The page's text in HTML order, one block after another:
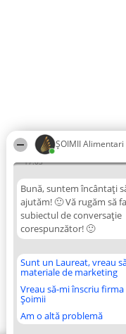
ŞOIMII Alimentari
17:03
Bună, suntem încântați
ajutăm! 🙂 Vă rugăm să
subiectul de conversație
corespunzător! 🙂
Sunt un Laureat, vreau
materiale de marketing
Vreau să-mi înscriu
Șoimii
Am o altă problemă